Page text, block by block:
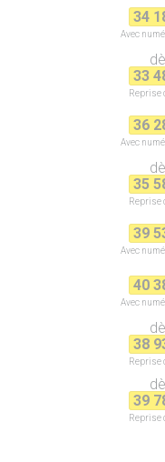
34
Avec
33
Reprise
36
Avec
35
Reprise
39
Avec
40
Avec
38
Reprise
39
Reprise